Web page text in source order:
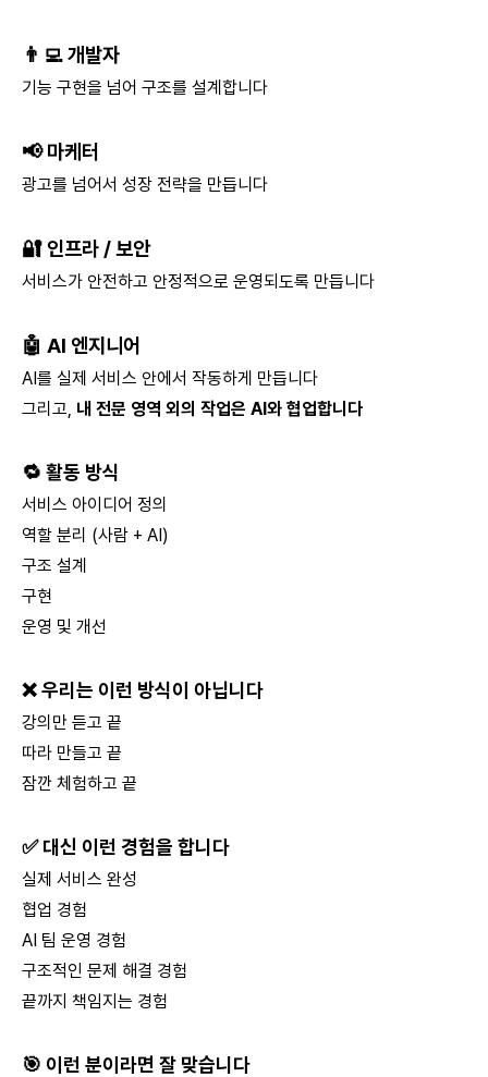
👨‍💻 개발자
기능 구현을 넘어 구조를 설계합니다
📢 마케터
광고를 넘어서 성장 전략을 만듭니다
🔐 인프라 / 보안
서비스가 안전하고 안정적으로 운영되도록 만듭니다
🤖 AI 엔지니어
AI를 실제 서비스 안에서 작동하게 만듭니다
그리고, 내 전문 영역 외의 작업은 AI와 협업합니다
🔁 활동 방식
서비스 아이디어 정의
역할 분리 (사람 + AI)
구조 설계
구현
운영 및 개선
❌ 우리는 이런 방식이 아닙니다
강의만 듣고 끝
따라 만들고 끝
잠깐 체험하고 끝
✅ 대신 이런 경험을 합니다
실제 서비스 완성
협업 경험
AI 팀 운영 경험
구조적인 문제 해결 경험
끝까지 책임지는 경험
🎯 이런 분이라면 잘 맞습니다